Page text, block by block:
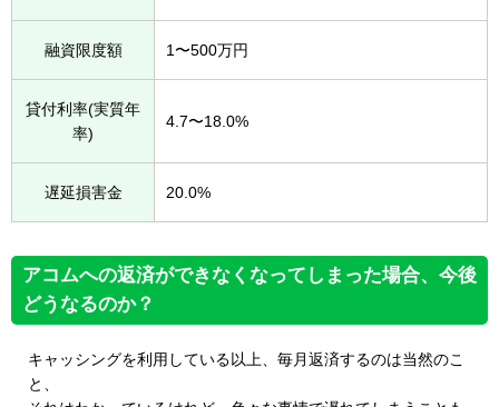
融資限度額 1〜500万円
貸付利率(実質年
率)
4.7〜18.0%
遅延損害金 20.0%
アコムへの返済ができなくなってしまった場合、今後
どうなるのか？
キャッシングを利用している以上、毎月返済するのは当然のこ
と、